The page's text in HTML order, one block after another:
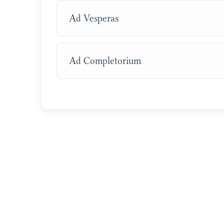
Ad Vesperas
Ad Completorium